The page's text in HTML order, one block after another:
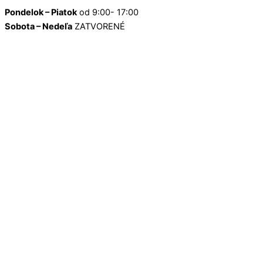
Pondelok – Piatok od 9:00- 17:00
Sobota – Nedeľa ZATVORENÉ